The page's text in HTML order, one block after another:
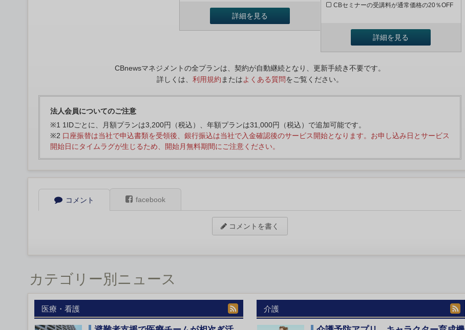
詳細を見る
CBセミナーの受講料が通常価格の20％OFF
詳細を見る
CBnewsマネジメントの全プランは、契約が自動継続となり、更新手続き不要です。
詳しくは、 利用規約 またはよくある質問をご覧ください。
法人会員についてのご注意
※1 1IDごとに、月額プランは3,200円（税込）、年額プランは31,000円（税込）で追加可能です。
※2 口座振替は当社で申込書類を受領後、銀行振込は当社で入金確認後のサービス開始となります。お申し込み日とサービス
開始日にタイムラグが生じるため、開始月無料期間にご注意ください。
コメント facebook
コメントを書く
カテゴリー別ニュース
医療・看護 介護